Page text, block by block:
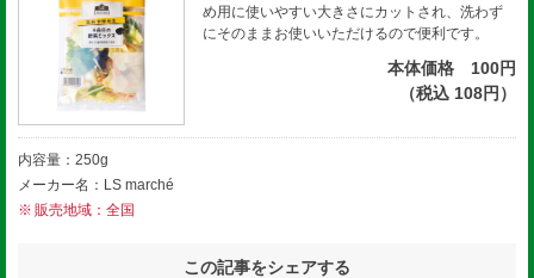
め用に使いやすい大きさにカットされ、洗わず
にそのままお使いいただけるので便利です。
本体価格 100円
（税込 108円）
内容量：250g
メーカー名：LS marché
販売地域：全国
この記事をシェアする